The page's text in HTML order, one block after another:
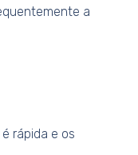
a
rápida e os